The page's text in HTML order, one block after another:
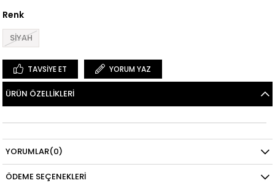
Renk
SİYAH
TAVSIYE ET YORUM YAZ
ÜRÜN ÖZELLIKLERI
YORUMLAR(0)
ÖDEME SEÇENEKLERI